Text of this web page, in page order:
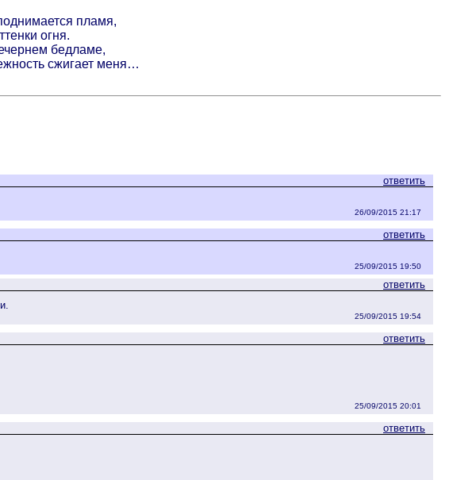
пламя,
огня.
бедламе,
сжигает меня…
ответить
26/09/2015 21:17
ответить
25/09/2015 19:50
ответить
25/09/2015 19:54
ответить
25/09/2015 20:01
ответить